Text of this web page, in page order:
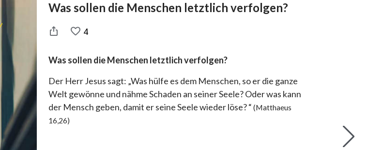
Was sollen die Menschen letztlich verfolgen?
4
Was sollen die Menschen letztlich verfolgen?
Der Herr Jesus sagt: „Was hülfe es dem Menschen, so er die ganze
Welt gewönne und nähme Schaden an seiner Seele? Oder was kann
der Mensch geben, damit er seine Seele wieder löse? “ (Matthaeus
16,26)